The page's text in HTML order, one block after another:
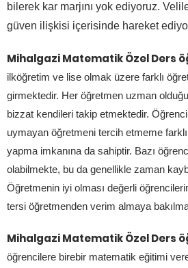
bilerek kar marjını yok ediyoruz.
güven ilişkisi içerisinde hareket
Mihalgazi Matematik Özel Ders
ilköğretim ve lise olmak üzere farklı
girmektedir. Her öğretmen uzman
bizzat kendileri takip etmektedir.
uymayan öğretmeni tercih etmeme
yapma imkanına da sahiptir. Bazı
olabilmekte, bu da genellikle zaman
Öğretmenin iyi olması değerli
tersi öğretmenden verim almaya
Mihalgazi Matematik Özel Ders
öğrencilere birebir matematik eğitimi